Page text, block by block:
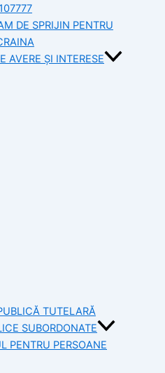
DE SPRIJIN PENTRU
AVERE ȘI INTERESE
TUTELARĂ
SUBORDONATE
PENTRU PERSOANE